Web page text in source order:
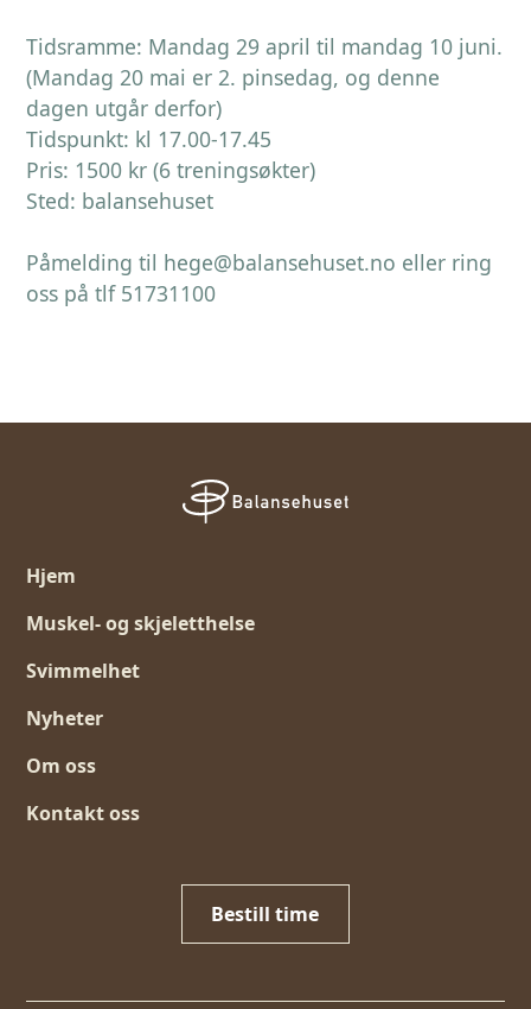
Tidsramme: Mandag 29 april til mandag 10 juni.
(Mandag 20 mai er 2. pinsedag, og denne
dagen utgår derfor)
Tidspunkt: kl 17.00-17.45
Pris: 1500 kr (6 treningsøkter)
Sted: balansehuset
Påmelding til hege@balansehuset.no eller ring
oss på tlf 51731100
Hjem
Muskel- og skjeletthelse
Svimmelhet
Nyheter
Om oss
Kontakt oss
Bestill time